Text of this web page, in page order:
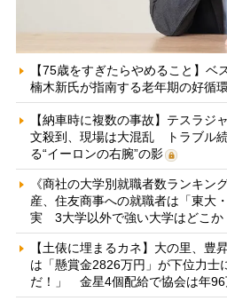
【75歳をすぎたらやめること】ベ
楠木新氏が指南する老年期の好循
【納車時に複数の事故】テスラジ
文殺到、現場は大混乱 トラブル
る“イーロンの右腕”の影
《商社の大学別就職者数ランキン
産、住友商事への就職者は「東大
実 3大学以外で強い大学はどこか
【土俵に埋まるカネ】大の里、豊
は「懸賞金2826万円」が下位力士
だ！」 金星4個配給で協会は年96